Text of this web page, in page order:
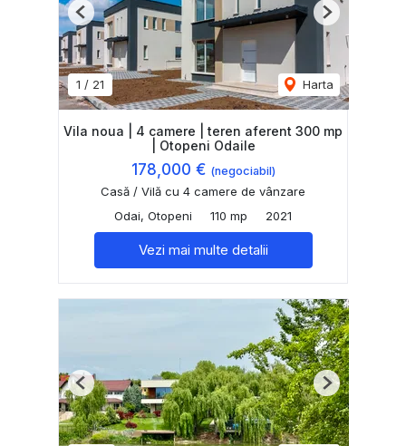
1 / 21 Harta
Previous Next
Vila noua | 4 camere | teren aferent 300 mp
| Otopeni Odaile
178,000 € (negociabil)
Casă / Vilă cu 4 camere de vânzare
Odai, Otopeni
110 mp 2021
Vezi mai multe detalii
Previous Next